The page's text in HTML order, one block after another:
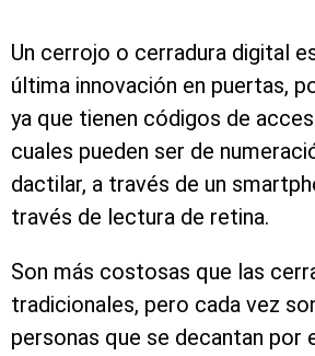
Un cerrojo o cerradura digital
última innovación en puertas,
ya que tienen códigos de
cuales pueden ser de
dactilar, a través de un
través de lectura de retina.
Son más costosas que las
tradicionales, pero cada vez
personas que se decantan por